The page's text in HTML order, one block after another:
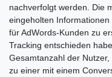
nachverfolgt werden. Die
eingeholten
für AdWords-Kunden zu
Tracking entschieden
Gesamtanzahl der
zu einer mit einem